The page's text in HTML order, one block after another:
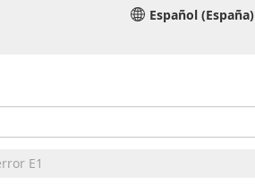
Español (España)
E1